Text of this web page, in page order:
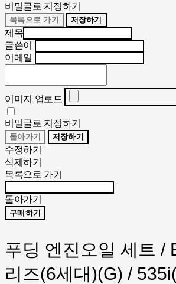
비밀글로 지정하기
목록으로 가기 저장하기
제목
글쓴이
이메일
이미지 업로드
비밀글로 지정하기
돌아가기 저장하기
수정하기
삭제하기
목록으로 가기
돌아가기
구매하기
푸딩 엔진오일 세트 /
리즈(6세대)(G) /